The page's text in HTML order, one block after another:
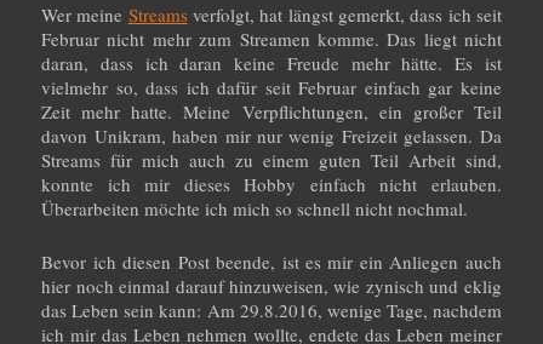
Wer meine Streams verfolgt, hat längst gemerkt, dass ich seit
Februar nicht mehr zum Streamen komme. Das liegt nicht
daran, dass ich daran keine Freude mehr hätte. Es ist
vielmehr so, dass ich dafür seit Februar einfach gar keine
Zeit mehr hatte. Meine Verpflichtungen, ein großer Teil
davon Unikram, haben mir nur wenig Freizeit gelassen. Da
Streams für mich auch zu einem guten Teil Arbeit sind,
konnte ich mir dieses Hobby einfach nicht erlauben.
Überarbeiten möchte ich mich so schnell nicht nochmal.
Bevor ich diesen Post beende, ist es mir ein Anliegen auch
hier noch einmal darauf hinzuweisen, wie zynisch und eklig
das Leben sein kann: Am 29.8.2016, wenige Tage, nachdem
ich mir das Leben nehmen wollte, endete das Leben meiner